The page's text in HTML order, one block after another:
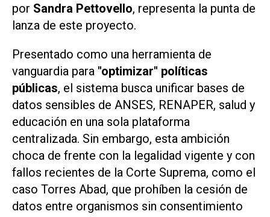
por Sandra Pettovello, representa la punta de
lanza de este proyecto.
Presentado como una herramienta de
vanguardia para "optimizar" políticas
públicas, el sistema busca unificar bases de
datos sensibles de ANSES, RENAPER, salud y
educación en una sola plataforma
centralizada. Sin embargo, esta ambición
choca de frente con la legalidad vigente y con
fallos recientes de la Corte Suprema, como el
caso Torres Abad, que prohíben la cesión de
datos entre organismos sin consentimiento